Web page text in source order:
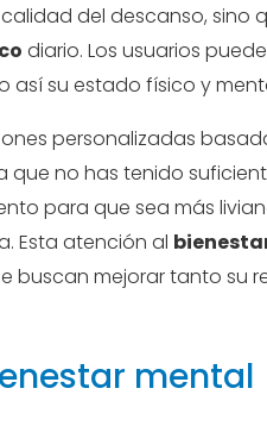
del descanso, sino
diario. Los usuarios
así su estado físico y
personalizadas
que no has tenido
para que sea más
Esta atención al
buscan mejorar tanto su
mental